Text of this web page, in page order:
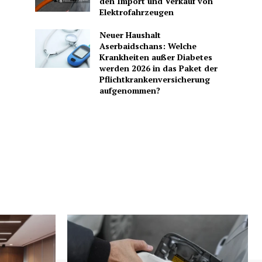
Elektrofahrzeugen
Neuer Haushalt
Aserbaidschans: Welche
Krankheiten außer Diabetes
werden 2026 in das Paket der
Pflichtkrankenversicherung
aufgenommen?